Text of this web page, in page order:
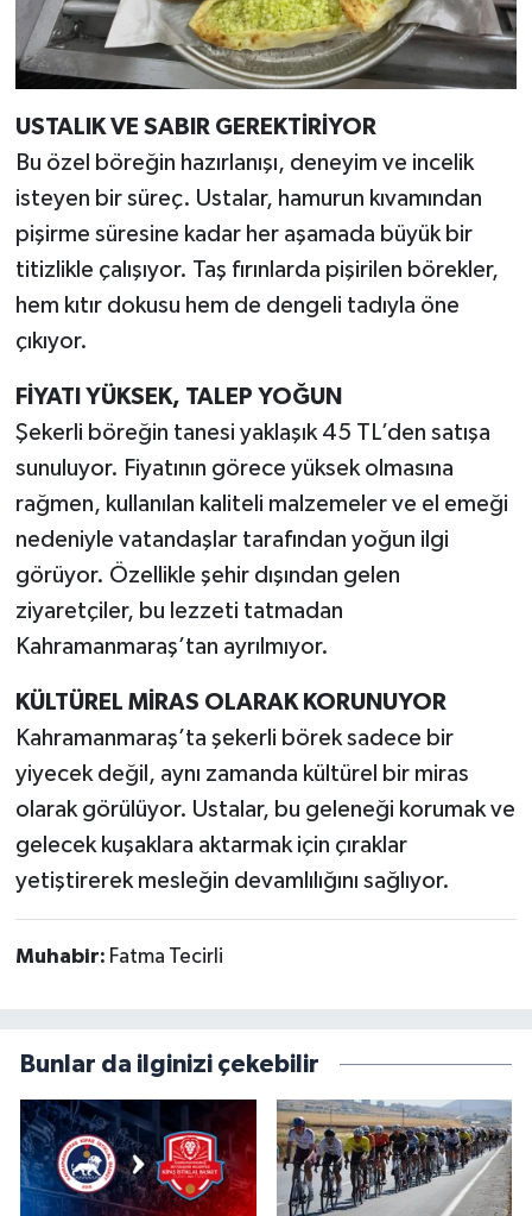
USTALIK VE SABIR GEREKTİRİYOR
Bu özel böreğin hazırlanışı, deneyim ve incelik
isteyen bir süreç. Ustalar, hamurun kıvamından
pişirme süresine kadar her aşamada büyük bir
titizlikle çalışıyor. Taş fırınlarda pişirilen börekler,
hem kıtır dokusu hem de dengeli tadıyla öne
çıkıyor.
FİYATI YÜKSEK, TALEP YOĞUN
Şekerli böreğin tanesi yaklaşık 45 TL’den satışa
sunuluyor. Fiyatının görece yüksek olmasına
rağmen, kullanılan kaliteli malzemeler ve el emeği
nedeniyle vatandaşlar tarafından yoğun ilgi
görüyor. Özellikle şehir dışından gelen
ziyaretçiler, bu lezzeti tatmadan
Kahramanmaraş’tan ayrılmıyor.
KÜLTÜREL MİRAS OLARAK KORUNUYOR
Kahramanmaraş’ta şekerli börek sadece bir
yiyecek değil, aynı zamanda kültürel bir miras
olarak görülüyor. Ustalar, bu geleneği korumak ve
gelecek kuşaklara aktarmak için çıraklar
yetiştirerek mesleğin devamlılığını sağlıyor.
Muhabir: Fatma Tecirli
Bunlar da ilginizi çekebilir